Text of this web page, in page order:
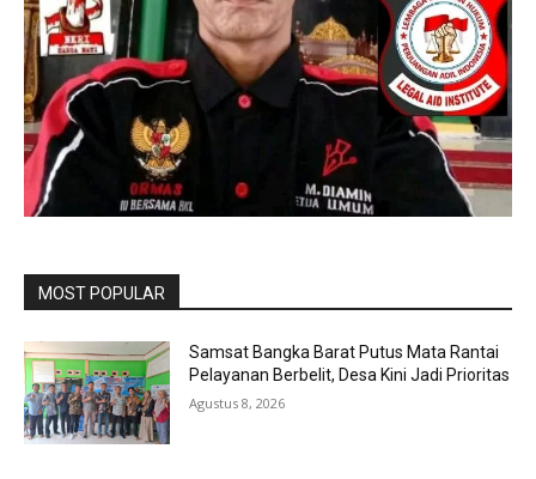
MOST POPULAR
Samsat Bangka Barat Putus Mata Rantai
Pelayanan Berbelit, Desa Kini Jadi Prioritas
Agustus 8, 2026